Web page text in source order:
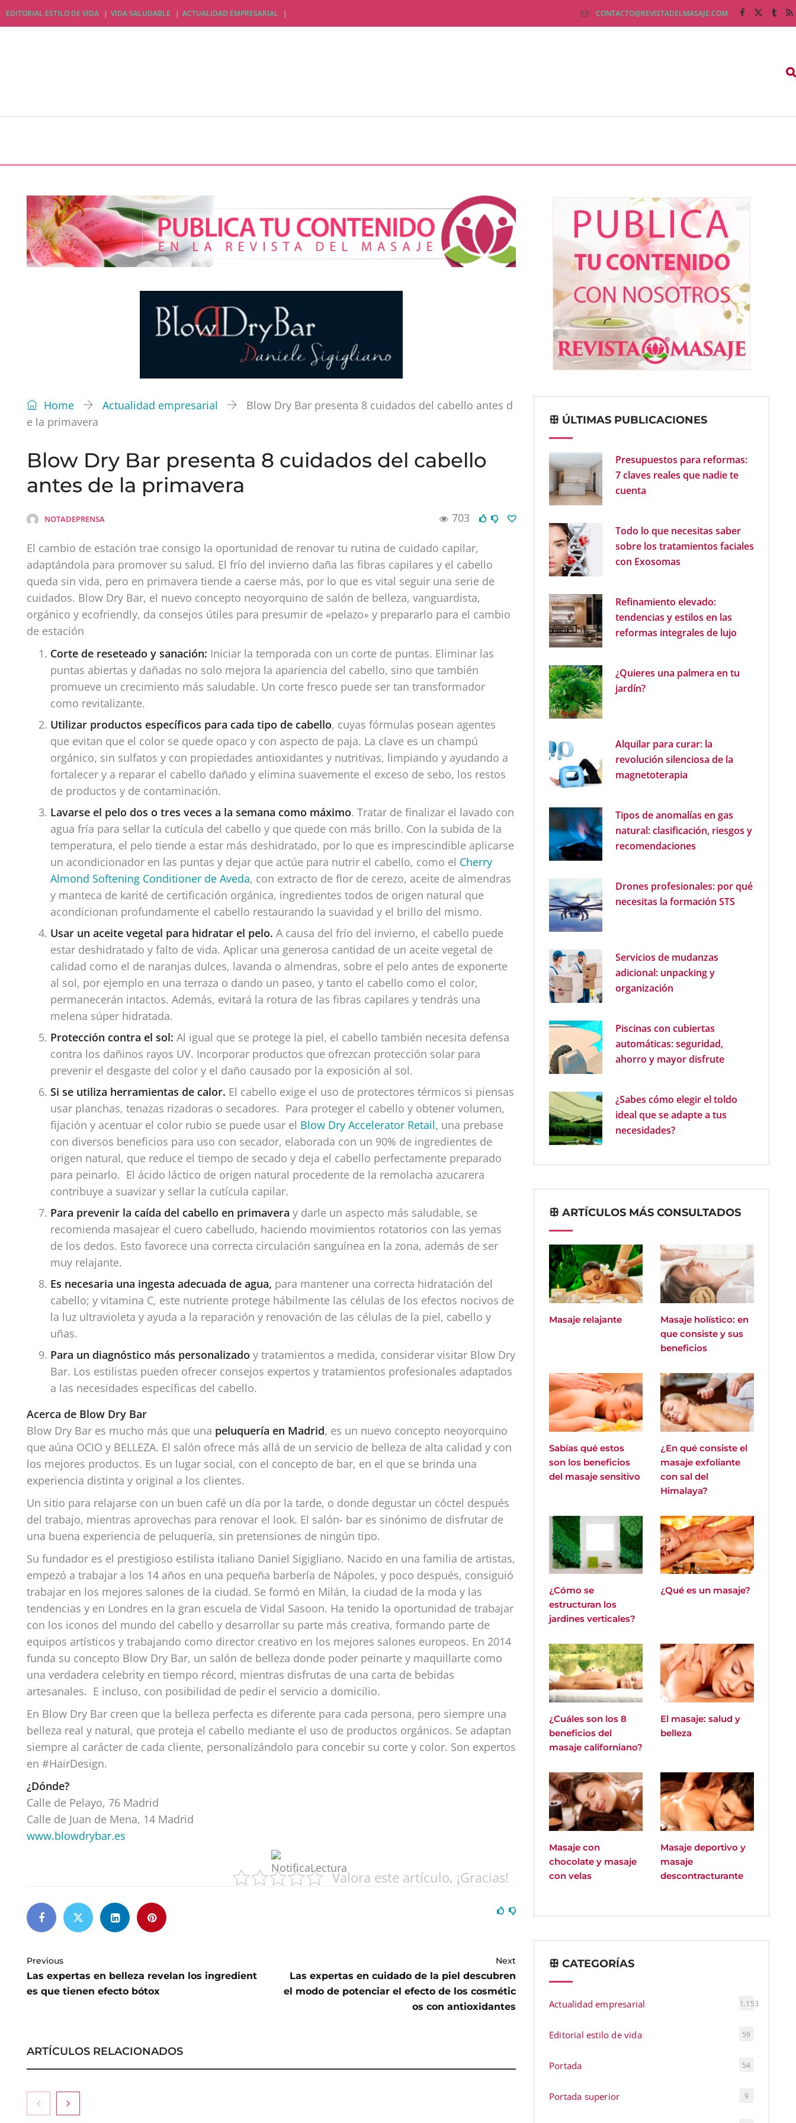
EDITORIAL ESTILO DE VIDA VIDA SALUDABLE ACTUALIDAD EMPRESARIAL CONTACTO@REVISTADELMASAJE.COM
Home Actualidad empresarial
Blow Dry Bar presenta 8 cuidados del cabello antes d
e la primavera
Blow Dry Bar presenta 8 cuidados del cabello
antes de la primavera
NOTADEPRENSA 703
El cambio de estación trae consigo la oportunidad de renovar tu rutina de cuidado capilar,
adaptándola para promover su salud. El frío del invierno daña las fibras capilares y el cabello
queda sin vida, pero en primavera tiende a caerse más, por lo que es vital seguir una serie de
cuidados. Blow Dry Bar, el nuevo concepto neoyorquino de salón de belleza, vanguardista,
orgánico y ecofriendly, da consejos útiles para presumir de «pelazo» y prepararlo para el cambio
de estación
Corte de reseteado y sanación: Iniciar la temporada con un corte de puntas. Eliminar las
puntas abiertas y dañadas no solo mejora la apariencia del cabello, sino que también
promueve un crecimiento más saludable. Un corte fresco puede ser tan transformador
como revitalizante.
Utilizar productos específicos para cada tipo de cabello, cuyas fórmulas posean agentes
que evitan que el color se quede opaco y con aspecto de paja. La clave es un champú
orgánico, sin sulfatos y con propiedades antioxidantes y nutritivas, limpiando y ayudando a
fortalecer y a reparar el cabello dañado y elimina suavemente el exceso de sebo, los restos
de productos y de contaminación.
Lavarse el pelo dos o tres veces a la semana como máximo. Tratar de finalizar el lavado con
agua fría para sellar la cutícula del cabello y que quede con más brillo. Con la subida de la
temperatura, el pelo tiende a estar más deshidratado, por lo que es imprescindible aplicarse
un acondicionador en las puntas y dejar que actúe para nutrir el cabello, como el Cherry
Almond Softening Conditioner de Aveda, con extracto de flor de cerezo, aceite de almendras
y manteca de karité de certificación orgánica, ingredientes todos de origen natural que
acondicionan profundamente el cabello restaurando la suavidad y el brillo del mismo.
Usar un aceite vegetal para hidratar el pelo. A causa del frío del invierno, el cabello puede
estar deshidratado y falto de vida. Aplicar una generosa cantidad de un aceite vegetal de
calidad como el de naranjas dulces, lavanda o almendras, sobre el pelo antes de exponerte
al sol, por ejemplo en una terraza o dando un paseo, y tanto el cabello como el color,
permanecerán intactos. Además, evitará la rotura de las fibras capilares y tendrás una
melena súper hidratada.
Protección contra el sol: Al igual que se protege la piel, el cabello también necesita defensa
contra los dañinos rayos UV. Incorporar productos que ofrezcan protección solar para
prevenir el desgaste del color y el daño causado por la exposición al sol.
Si se utiliza herramientas de calor. El cabello exige el uso de protectores térmicos si piensas
usar planchas, tenazas rizadoras o secadores. Para proteger el cabello y obtener volumen,
fijación y acentuar el color rubio se puede usar el Blow Dry Accelerator Retail, una prebase
con diversos beneficios para uso con secador, elaborada con un 90% de ingredientes de
origen natural, que reduce el tiempo de secado y deja el cabello perfectamente preparado
para peinarlo. El ácido láctico de origen natural procedente de la remolacha azucarera
contribuye a suavizar y sellar la cutícula capilar.
Para prevenir la caída del cabello en primavera y darle un aspecto más saludable, se
recomienda masajear el cuero cabelludo, haciendo movimientos rotatorios con las yemas
de los dedos. Esto favorece una correcta circulación sanguínea en la zona, además de ser
muy relajante.
Es necesaria una ingesta adecuada de agua, para mantener una correcta hidratación del
cabello; y vitamina C, este nutriente protege hábilmente las células de los efectos nocivos de
la luz ultravioleta y ayuda a la reparación y renovación de las células de la piel, cabello y
uñas.
Para un diagnóstico más personalizado y tratamientos a medida, considerar visitar Blow Dry
Bar. Los estilistas pueden ofrecer consejos expertos y tratamientos profesionales adaptados
a las necesidades específicas del cabello.
Acerca de Blow Dry Bar
Blow Dry Bar es mucho más que una peluquería en Madrid, es un nuevo concepto neoyorquino
que aúna OCIO y BELLEZA. El salón ofrece más allá de un servicio de belleza de alta calidad y con
los mejores productos. Es un lugar social, con el concepto de bar, en el que se brinda una
experiencia distinta y original a los clientes.
Un sitio para relajarse con un buen café un día por la tarde, o donde degustar un cóctel después
del trabajo, mientras aprovechas para renovar el look. El salón- bar es sinónimo de disfrutar de
una buena experiencia de peluquería, sin pretensiones de ningún tipo.
Su fundador es el prestigioso estilista italiano Daniel Sigigliano. Nacido en una familia de artistas,
empezó a trabajar a los 14 años en una pequeña barbería de Nápoles, y poco después, consiguió
trabajar en los mejores salones de la ciudad. Se formó en Milán, la ciudad de la moda y las
tendencias y en Londres en la gran escuela de Vidal Sasoon. Ha tenido la oportunidad de trabajar
con los iconos del mundo del cabello y desarrollar su parte más creativa, formando parte de
equipos artísticos y trabajando como director creativo en los mejores salones europeos. En 2014
funda su concepto Blow Dry Bar, un salón de belleza donde poder peinarte y maquillarte como
una verdadera celebrity en tiempo récord, mientras disfrutas de una carta de bebidas
artesanales. E incluso, con posibilidad de pedir el servicio a domicilio.
En Blow Dry Bar creen que la belleza perfecta es diferente para cada persona, pero siempre una
belleza real y natural, que proteja el cabello mediante el uso de productos orgánicos. Se adaptan
siempre al carácter de cada cliente, personalizándolo para concebir su corte y color. Son expertos
en #HairDesign.
¿Dónde?
Calle de Pelayo, 76 Madrid
Calle de Juan de Mena, 14 Madrid
www.blowdrybar.es
Valora este artículo, ¡Gracias!
Previous
Las expertas en belleza revelan los ingredient
es que tienen efecto bótox
Next
Las expertas en cuidado de la piel descubren
el modo de potenciar el efecto de los cosmétic
os con antioxidantes
ARTÍCULOS RELACIONADOS
ꕥ ÚLTIMAS PUBLICACIONES
Presupuestos para reformas:
7 claves reales que nadie te
cuenta
Todo lo que necesitas saber
sobre los tratamientos faciales
con Exosomas
Refinamiento elevado:
tendencias y estilos en las
reformas integrales de lujo
¿Quieres una palmera en tu
jardín?
Alquilar para curar: la
revolución silenciosa de la
magnetoterapia
Tipos de anomalías en gas
natural: clasificación, riesgos y
recomendaciones
Drones profesionales: por qué
necesitas la formación STS
Servicios de mudanzas
adicional: unpacking y
organización
Piscinas con cubiertas
automáticas: seguridad,
ahorro y mayor disfrute
¿Sabes cómo elegir el toldo
ideal que se adapte a tus
necesidades?
ꕥ ARTÍCULOS MÁS CONSULTADOS
Masaje relajante
Masaje holístico: en
que consiste y sus
beneficios
Sabías qué estos
son los beneficios
del masaje sensitivo
¿En qué consiste el
masaje exfoliante
con sal del
Himalaya?
¿Cómo se
estructuran los
jardines verticales?
¿Qué es un masaje?
¿Cuáles son los 8
beneficios del
masaje californiano?
El masaje: salud y
belleza
Masaje con
chocolate y masaje
con velas
Masaje deportivo y
masaje
descontracturante
ꕥ CATEGORÍAS
Actualidad empresarial 1.153
Editorial estilo de vida 59
Portada 54
Portada superior 9